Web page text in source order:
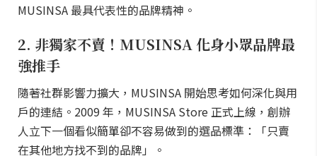
MUSINSA 最具代表性的品牌精神。
2. 非獨家不賣！MUSINSA 化身小眾品牌最
強推手
隨著社群影響力擴大，MUSINSA 開始思考如何深化與用
戶的連結。2009 年，MUSINSA Store 正式上線，創辦
人立下一個看似簡單卻不容易做到的選品標準：「只賣
在其他地方找不到的品牌」。